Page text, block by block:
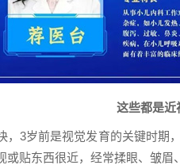
这些都是近
，3岁前是视觉发育的关键时期
贴东西很近，经常揉眼、皱眉